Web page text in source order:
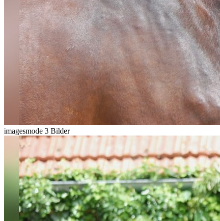
imagesmode 3 Bilder